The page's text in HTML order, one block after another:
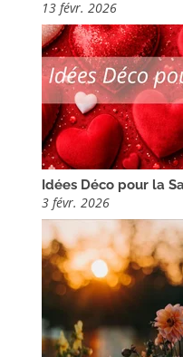
13 févr. 2026
Idées Déco pour la
3 févr. 2026